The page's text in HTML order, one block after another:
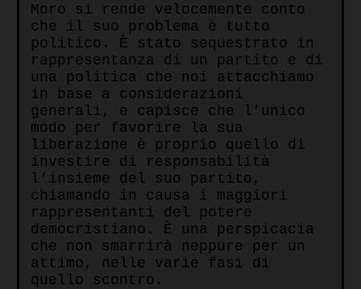
Moro si rende velocemente conto
che il suo problema è tutto
politico. È stato sequestrato in
rappresentanza di un partito e di
una politica che noi attacchiamo
in base a considerazioni
generali, e capisce che l’unico
modo per favorire la sua
liberazione è proprio quello di
investire di responsabilità
l’insieme del suo partito,
chiamando in causa i maggiori
rappresentanti del potere
democristiano. È una perspicacia
che non smarrirà neppure per un
attimo, nelle varie fasi di
quello scontro.